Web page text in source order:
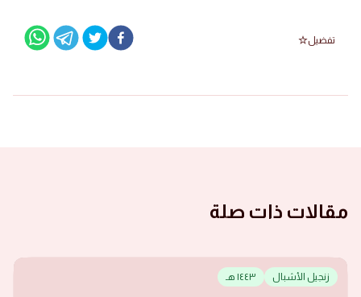
تفضيل
مقالات ذات صلة
زنجيل الأشبال ١٤٤٣ هـ